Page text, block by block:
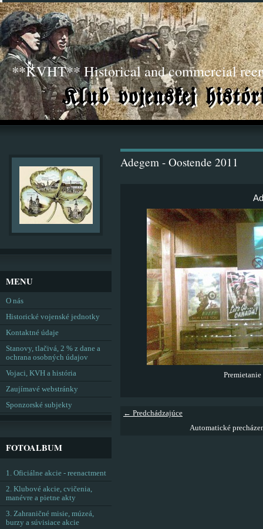
**KVHT** Historical and commercial
Adegem - Oostende 2011
← Predchádzajúce
Automatické
MENU
O nás
Historické vojenské jednotky
Kontaktné údaje
Stanovy, tlačivá, 2 % z dane a
ochrana osobných údajov
Vojaci, KVH a história
Zaujímavé webstránky
Sponzorské subjekty
FOTOALBUM
1. Oficiálne akcie - reenactment
2. Klubové akcie, cvičenia,
manévre a pietne akty
3. Zahraničné misie, múzeá,
burzy a súvisiace akcie